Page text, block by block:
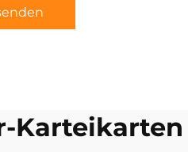
Karteikarten